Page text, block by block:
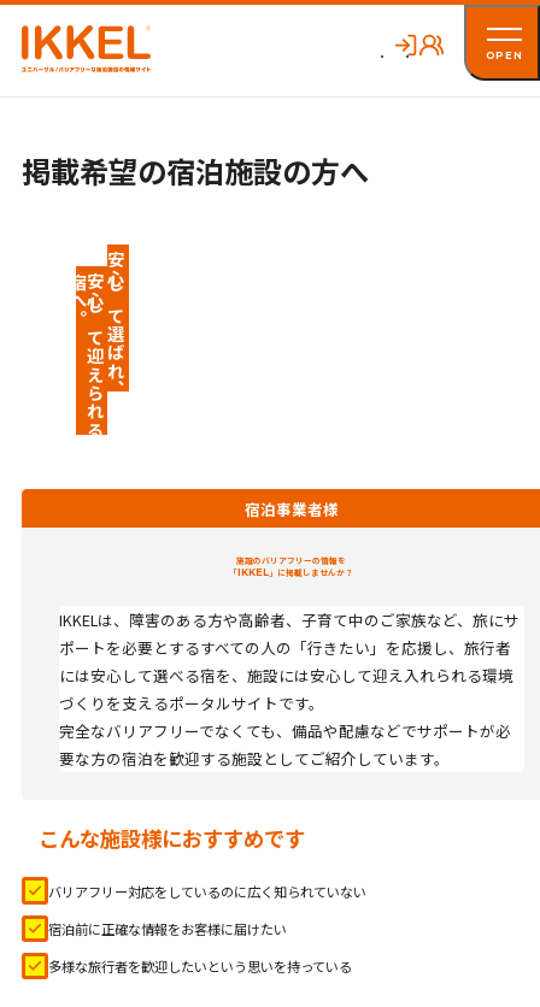
OPEN
掲載希望の宿泊施設の方へ
安
心
し
て
迎
え
ら
れ
る
宿
へ
。 安心して選ばれ、
宿泊事業者様
施設のバリアフリーの情報を
「IKKEL 」に掲載しませんか？
IKKELは、障害のある方や高齢者、子育て中のご家族など、旅にサ
ポートを必要とするすべての人の「行きたい」を応援し、旅行者
には安心して選べる宿を、施設には安心して迎え入れられる環境
づくりを支えるポータルサイトです。
完全なバリアフリーでなくても、備品や配慮などでサポートが必
要な方の宿泊を歓迎する施設としてご紹介しています。
こんな施設様におすすめです
バリアフリー対応をしているのに広く知られていない
宿泊前に正確な情報をお客様に届けたい
多様な旅行者を歓迎したいという思いを持っている